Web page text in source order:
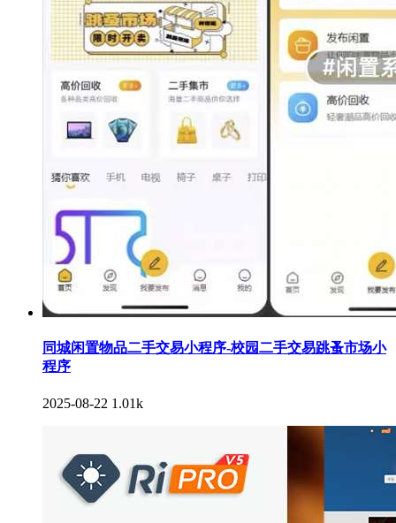
同城闲置物品二手交易小程序-校园二手交易跳蚤市场小
程序
2025-08-22 1.01k